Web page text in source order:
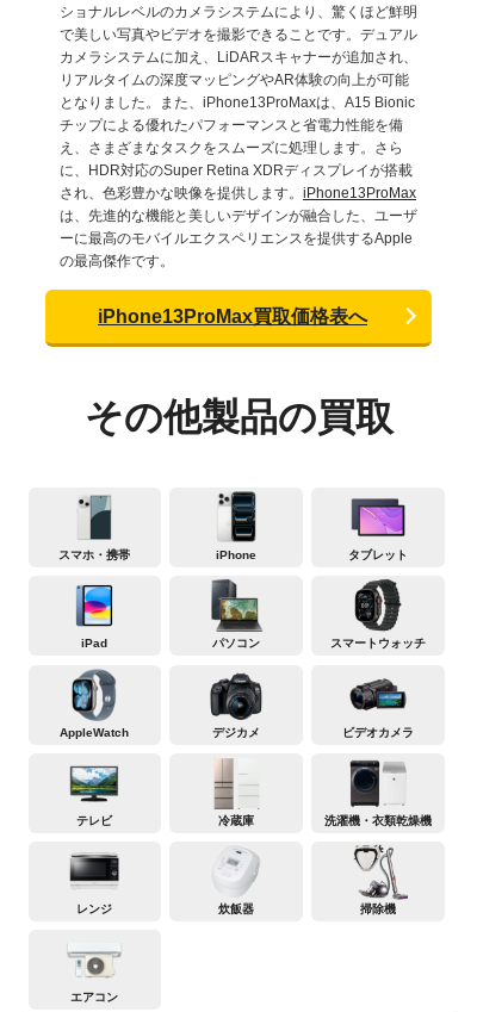
ショナルレベルのカメラシステムにより、驚くほど鮮明
で美しい写真やビデオを撮影できることです。デュアル
カメラシステムに加え、LiDARスキャナーが追加され、
リアルタイムの深度マッピングやAR体験の向上が可能
となりました。また、iPhone13ProMaxは、A15 Bionic
チップによる優れたパフォーマンスと省電力性能を備
え、さまざまなタスクをスムーズに処理します。さら
に、HDR対応のSuper Retina XDRディスプレイが搭載
され、色彩豊かな映像を提供します。 iPhone13ProMax
は、先進的な機能と美しいデザインが融合した、ユーザ
ーに最高のモバイルエクスペリエンスを提供するApple
の最高傑作です。
iPhone13ProMax買取価格表へ
その他製品の買取
スマホ・携帯 iPhone タブレット
iPad パソコン スマートウォッチ
AppleWatch デジカメ ビデオカメラ
テレビ 冷蔵庫 洗濯機・衣類乾燥機
レンジ 炊飯器 掃除機
エアコン